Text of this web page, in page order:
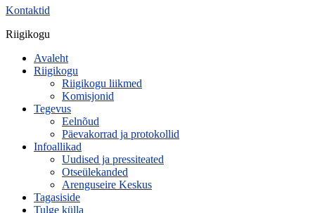
Kontaktid
Riigikogu
Avaleht
Riigikogu
Riigikogu liikmed
Komisjonid
Tegevus
Eelnõud
Päevakorrad ja protokollid
Infoallikad
Uudised ja pressiteated
Otseülekanded
Arenguseire Keskus
Tagasiside
Tulge külla